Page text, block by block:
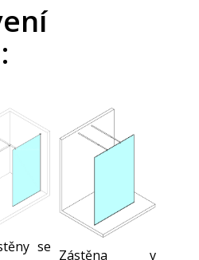
se
Zástěna v